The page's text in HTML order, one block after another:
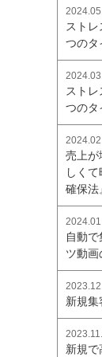
スト
つのタ
スト
つのタ
売上が
しく
確保法
自動
ツ動画
新規
新規